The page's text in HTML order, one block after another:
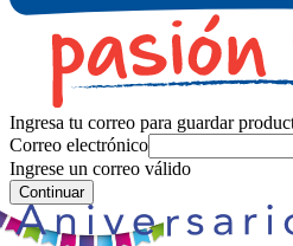
Ingresa tu correo para guardar
Correo electrónico
Ingrese un correo válido
Continuar